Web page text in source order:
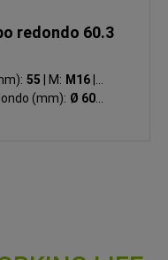
redondo 60.3
55 M: M16
(mm): Ø 60.3